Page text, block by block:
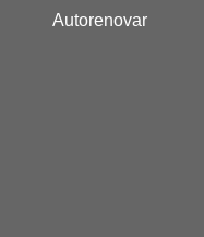
Autorenovar